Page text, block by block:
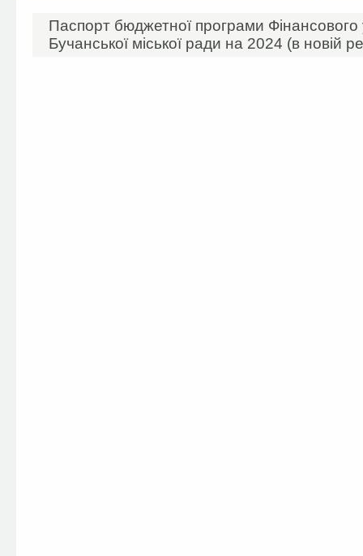
Паспорт бюджетної програми Фінансового
Бучанської міської ради на 2024 (в новій